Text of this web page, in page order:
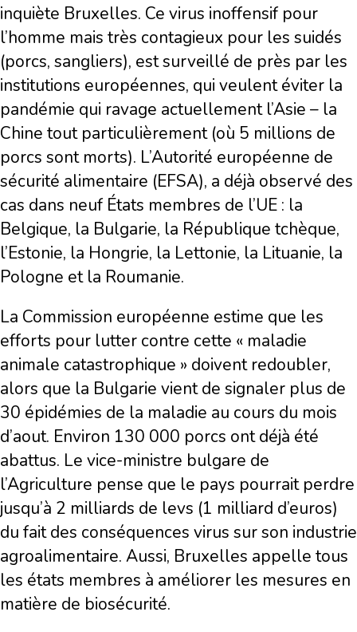
inquiète Bruxelles. Ce virus inoffensif pour
l’homme mais très contagieux pour les suidés
(porcs, sangliers), est surveillé de près par les
institutions européennes, qui veulent éviter la
pandémie qui ravage actuellement l’Asie – la
Chine tout particulièrement (où 5 millions de
porcs sont morts). L’Autorité européenne de
sécurité alimentaire (EFSA), a déjà observé des
cas dans neuf États membres de l’UE : la
Belgique, la Bulgarie, la République tchèque,
l’Estonie, la Hongrie, la Lettonie, la Lituanie, la
Pologne et la Roumanie.
La Commission européenne estime que les
efforts pour lutter contre cette « maladie
animale catastrophique » doivent redoubler,
alors que la Bulgarie vient de signaler plus de
30 épidémies de la maladie au cours du mois
d’aout. Environ 130 000 porcs ont déjà été
abattus. Le vice-ministre bulgare de
l’Agriculture pense que le pays pourrait perdre
jusqu’à 2 milliards de levs (1 milliard d’euros)
du fait des conséquences virus sur son industrie
agroalimentaire. Aussi, Bruxelles appelle tous
les états membres à améliorer les mesures en
matière de biosécurité.